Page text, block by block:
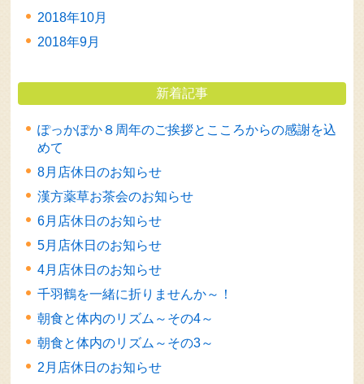
2018年10月
2018年9月
新着記事
ぽっかぽか８周年のご挨拶とこころからの感謝を込
めて
8月店休日のお知らせ
漢方薬草お茶会のお知らせ
6月店休日のお知らせ
5月店休日のお知らせ
4月店休日のお知らせ
千羽鶴を一緒に折りませんか～！
朝食と体内のリズム～その4～
朝食と体内のリズム～その3～
2月店休日のお知らせ